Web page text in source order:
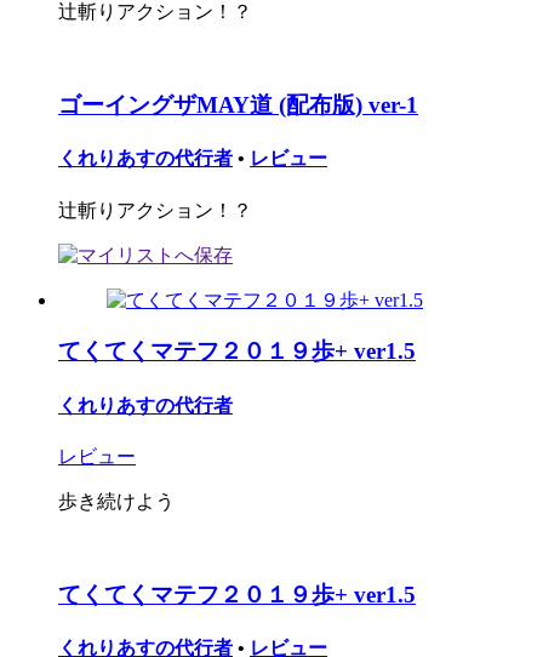
辻斬りアクション！？
ゴーイングザMAY道 (配布版) ver-1
くれりあすの代行者 • レビュー
辻斬りアクション！？
てくてくマテフ２０１９歩+ ver1.5
くれりあすの代行者
レビュー
歩き続けよう
てくてくマテフ２０１９歩+ ver1.5
くれりあすの代行者 • レビュー